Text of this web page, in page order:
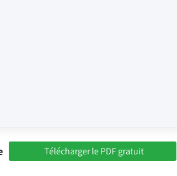
Télécharger le PDF gratuit